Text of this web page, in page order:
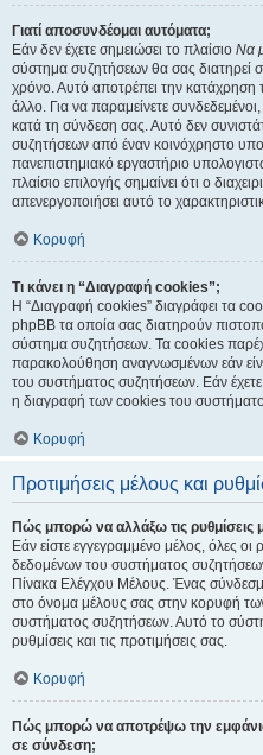
Γιατί αποσυνδέομαι αυτόματα;
Εάν δεν έχετε σημειώσει το πλαίσιο Να
σύστημα συζητήσεων θα σας διατηρεί
χρόνο. Αυτό αποτρέπει την
άλλο. Για να παραμείνετε
κατά τη σύνδεση σας. Αυτό δεν
συζητήσεων από έναν κοινόχρηστο
πανεπιστημιακό εργαστήριο
πλαίσιο επιλογής σημαίνει ότι ο
απενεργοποιήσει αυτό το
Κορυφή
Τι κάνει η “Διαγραφή cookies”;
Η “Διαγραφή cookies” διαγράφει τα
phpBB τα οποία σας διατηρούν
σύστημα συζητήσεων. Τα cookies
παρακολούθηση αναγνωσμένων εάν
του συστήματος συζητήσεων. Εάν
η διαγραφή των cookies του
Κορυφή
Προτιμήσεις μέλους και
Πώς μπορώ να αλλάξω τις ρυθμίσεις
Εάν είστε εγγεγραμμένο μέλος, όλες
δεδομένων του συστήματος
Πίνακα Ελέγχου Μέλους. Ένας
στο όνομα μέλους σας στην κορυφή
συστήματος συζητήσεων. Αυτό το
ρυθμίσεις και τις προτιμήσεις σας.
Κορυφή
Πώς μπορώ να αποτρέψω την
σε σύνδεση;